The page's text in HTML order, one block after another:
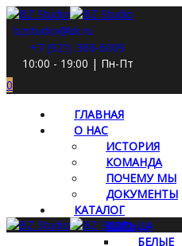
bzstudio@bk.ru
+7 (921) 368-6009
10:00 - 19:00 | Пн-Пт
0
ГЛАВНАЯ
О НАС
ИСТОРИЯ
КОМАНДА
ПОЧЕМУ МЫ
ДОКУМЕНТЫ
КАТАЛОГ
КОЛЬЦА
БЕЛЫЕ